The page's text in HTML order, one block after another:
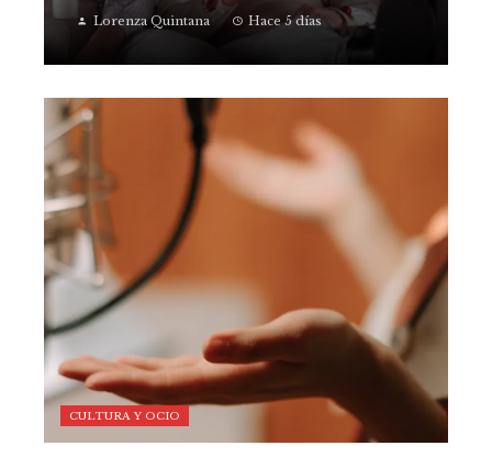
Lorenza Quintana Hace 5 días
CULTURA Y OCIO